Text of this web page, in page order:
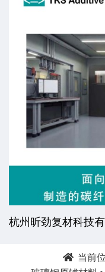
杭州昕劲复材科技
当前